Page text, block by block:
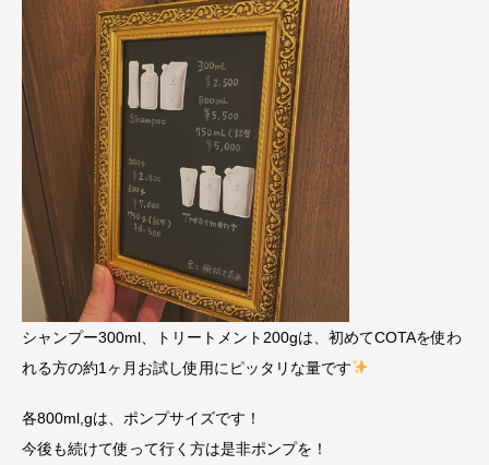
シャンプー300ml、トリートメント200gは、初めてCOTAを使わ
れる方の約1ヶ月お試し使用にピッタリな量です
各800ml,gは、ポンプサイズです！
今後も続けて使って行く方は是非ポンプを！